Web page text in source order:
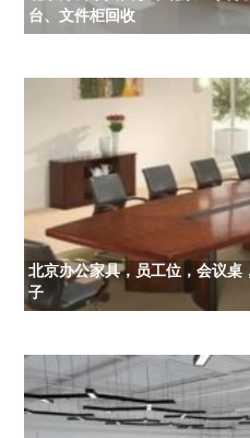
台、文件柜回收
北京办公家具，员工位，会议桌
子